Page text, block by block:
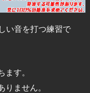
い音を打つ練習で
す。
ません。